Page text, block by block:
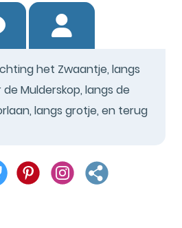
het Zwaantje, langs
Mulderskop, langs de
langs grotje, en terug